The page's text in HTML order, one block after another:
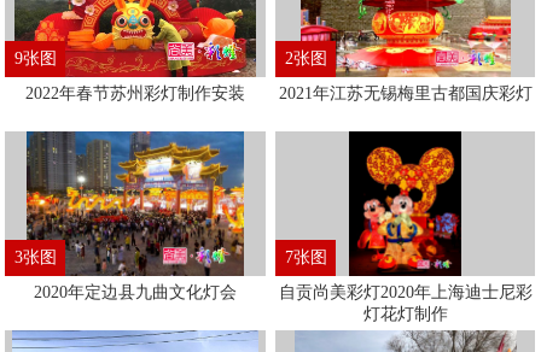
2022年春节苏州彩灯制作安装
9张图
2021年江苏无锡梅里古都国庆彩灯
2张图
2020年定边县九曲文化灯会
3张图
自贡尚美彩灯2020年上海迪士尼彩
灯花灯制作
7张图